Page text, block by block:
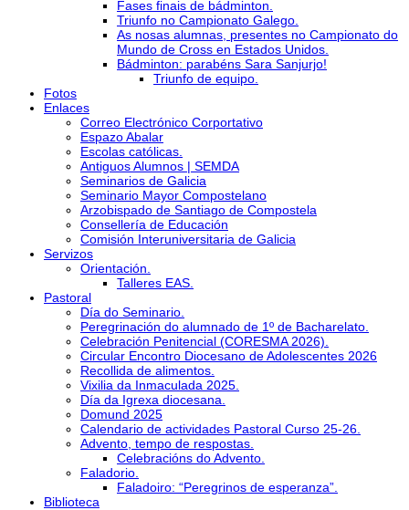
Fases finais de bádminton.
Triunfo no Campionato Galego.
As nosas alumnas, presentes no Campionato do
Mundo de Cross en Estados Unidos.
Bádminton: parabéns Sara Sanjurjo!
Triunfo de equipo.
Fotos
Enlaces
Correo Electrónico Corportativo
Espazo Abalar
Escolas católicas.
Antiguos Alumnos | SEMDA
Seminarios de Galicia
Seminario Mayor Compostelano
Arzobispado de Santiago de Compostela
Consellería de Educación
Comisión Interuniversitaria de Galicia
Servizos
Orientación.
Talleres EAS.
Pastoral
Día do Seminario.
Peregrinación do alumnado de 1º de Bacharelato.
Celebración Penitencial (CORESMA 2026).
Circular Encontro Diocesano de Adolescentes 2026
Recollida de alimentos.
Vixilia da Inmaculada 2025.
Día da Igrexa diocesana.
Domund 2025
Calendario de actividades Pastoral Curso 25-26.
Advento, tempo de respostas.
Celebracións do Advento.
Faladorio.
Faladoiro: “Peregrinos de esperanza”.
Biblioteca